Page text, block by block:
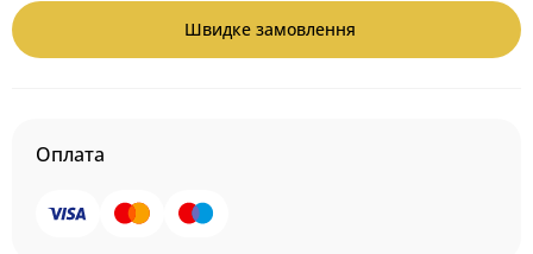
Швидке замовлення
Оплата